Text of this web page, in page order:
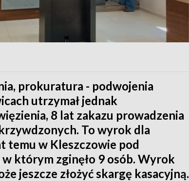
prokuratura - podwojenia
utrzymał jednak
8 lat zakazu prowadzenia
To wyrok dla
temu w Kleszczowie pod
którym zginęło 9 osób. Wyrok
jeszcze złożyć skargę kasacyjną.